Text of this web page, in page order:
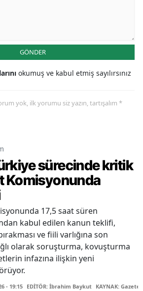
GÖNDER
okumuş ve kabul etmiş sayılırsınız
yok, ilk yorumu siz yazın, tartışalım *
sürecinde kritik
Komisyonunda
17,5 saat süren
kabul edilen kanun teklifi,
ve fiili varlığına son
olarak soruşturma, kovuşturma
infazına ilişkin yeni
- 19:15 EDİTÖR: İbrahim Baykut KAYNAK: